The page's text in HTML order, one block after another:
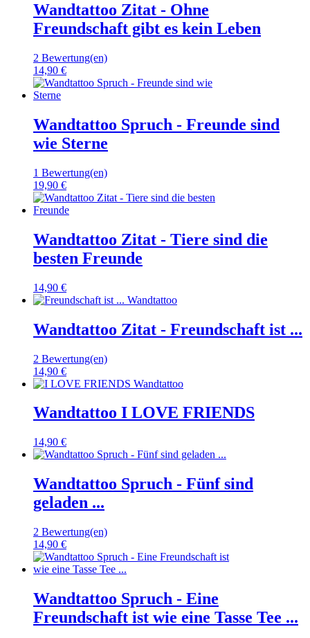
Wandtattoo Zitat - Ohne
Freundschaft gibt es kein Leben
2 Bewertung(en)
14,90 €
Wandtattoo Spruch - Freunde sind
wie Sterne
1 Bewertung(en)
19,90 €
Wandtattoo Zitat - Tiere sind die
besten Freunde
14,90 €
Wandtattoo Zitat - Freundschaft ist ...
2 Bewertung(en)
14,90 €
Wandtattoo I LOVE FRIENDS
14,90 €
Wandtattoo Spruch - Fünf sind
geladen ...
2 Bewertung(en)
14,90 €
Wandtattoo Spruch - Eine
Freundschaft ist wie eine Tasse Tee ...